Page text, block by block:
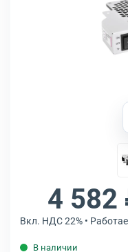
4 582
Вкл. НДС 22% •
В наличии